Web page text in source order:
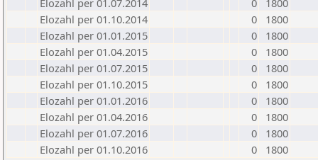
Elozahl per 01.07.2014
0
1800
Elozahl per 01.10.2014
0
1800
Elozahl per 01.01.2015
0
1800
Elozahl per 01.04.2015
0
1800
Elozahl per 01.07.2015
0
1800
Elozahl per 01.10.2015
0
1800
Elozahl per 01.01.2016
0
1800
Elozahl per 01.04.2016
0
1800
Elozahl per 01.07.2016
0
1800
Elozahl per 01.10.2016
0 1800